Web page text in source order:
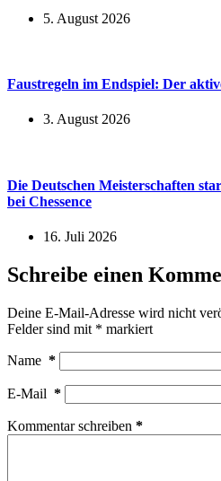
5. August 2026
Faustregeln im Endspiel: Der
3. August 2026
Die Deutschen Meisterschaften
bei Chessence
16. Juli 2026
Schreibe einen
Deine E-Mail-Adresse wird nicht
Felder sind mit * markiert
Name *
E-Mail *
Kommentar schreiben *